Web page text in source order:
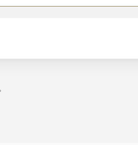
コール
ド：カネマラ
ワー